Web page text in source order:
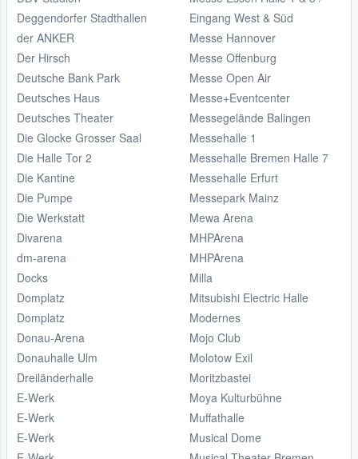
Deggendorfer Stadthallen
der ANKER
Der Hirsch
Deutsche Bank Park
Deutsches Haus
Deutsches Theater
Die Glocke Grosser Saal
Die Halle Tor 2
Die Kantine
Die Pumpe
Die Werkstatt
Divarena
dm-arena
Docks
Domplatz
Domplatz
Donau-Arena
Donauhalle Ulm
Dreiländerhalle
E-Werk
E-Werk
E-Werk
Eingang West & Süd
Messe Hannover
Messe Offenburg
Messe Open Air
Messe+Eventcenter
Messegelände Balingen
Messehalle 1
Messehalle Bremen Halle 7
Messehalle Erfurt
Messepark Mainz
Mewa Arena
MHPArena
MHPArena
Milla
Mitsubishi Electric Halle
Modernes
Mojo Club
Molotow Exil
Moritzbastei
Moya Kulturbühne
Muffathalle
Musical Dome